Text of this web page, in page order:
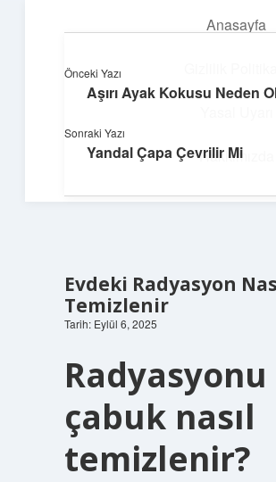
Anasayfa
Hakkımızda
Pratik Çözüm
Hayatını kolaylaştıran zekice
Evdeki Radyasyon
Temizlenir
Tarih: Eylül 6, 2025
Radyasyonu
çabuk nasıl
temizlenir?
Önceki Yazı
Aşırı Ayak Kokusu Neden
Sonraki Yazı
Yandal Çapa Çevrilir Mi